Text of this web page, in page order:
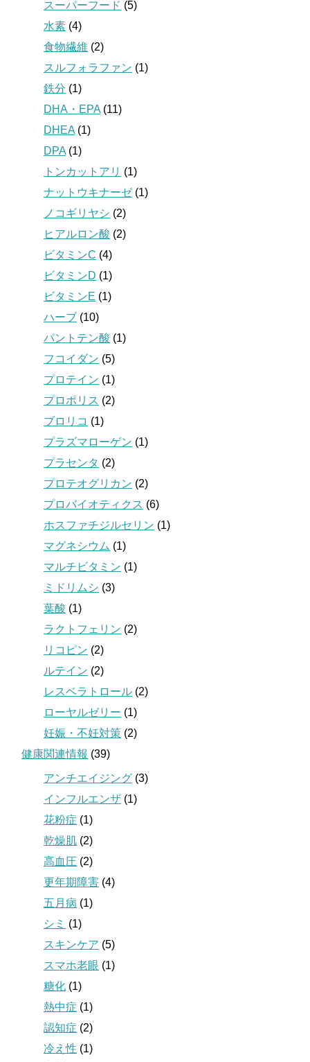
スーパーフード (5)
水素 (4)
食物繊維 (2)
スルフォラファン (1)
鉄分 (1)
DHA・EPA (11)
DHEA (1)
DPA (1)
トンカットアリ (1)
ナットウキナーゼ(1)
ノコギリヤシ (2)
ヒアルロン酸 (2)
ビタミンC (4)
ビタミンD (1)
ビタミンE (1)
ハーブ (10)
パントテン酸 (1)
フコイダン (5)
プロテイン (1)
プロポリス (2)
ブロリコ (1)
プラズマローゲン (1)
プラセンタ (2)
プロテオグリカン (2)
プロバイオティクス (6)
ホスファチジルセリン (1)
マグネシウム (1)
マルチビタミン (1)
ミドリムシ (3)
葉酸 (1)
ラクトフェリン (2)
リコピン (2)
ルテイン (2)
レスベラトロール (2)
ローヤルゼリー (1)
妊娠・不妊対策 (2)
健康関連情報 (39)
アンチエイジング (3)
インフルエンザ (1)
花粉症 (1)
乾燥肌 (2)
高血圧 (2)
更年期障害 (4)
五月病 (1)
シミ (1)
スキンケア (5)
スマホ老眼 (1)
糖化 (1)
熱中症 (1)
認知症 (2)
冷え性 (1)